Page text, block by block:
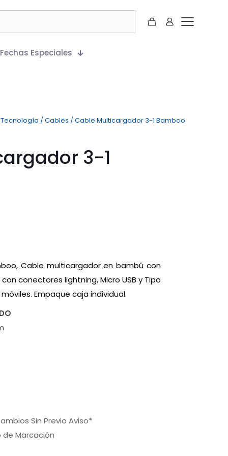
Fechas Especiales
Tecnología / Cables / Cable Multicargador 3-1 Bamboo
3-1
Cable multicargador en bambú con
conectores lightning, Micro USB y Tipo
Empaque caja individual.
Sin Previo Aviso*
de Marcación